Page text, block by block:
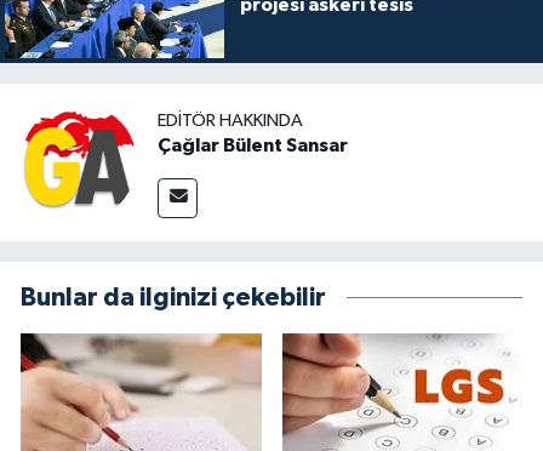
projesi askeri tesis
EDITÖR HAKKINDA
Çağlar Bülent Sansar
Bunlar da ilginizi çekebilir